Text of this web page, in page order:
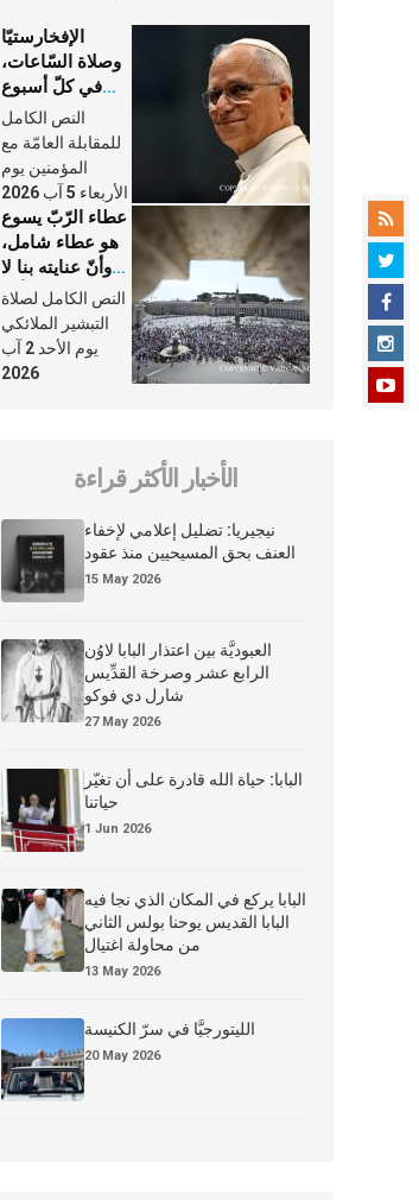
الإفخارستيّا
وصلاة السّاعات،
في كلّ أسبوع
وكلّ يوم، هما
النَّفَس في حياة
الكنيسة
النص الكامل
للمقابلة العامّة مع
المؤمنين يوم
الأربعاء 5 آب 2026
عطاء الرّبّ يسوع
هو عطاء شامل،
وأنّ عنايته بنا لا
تغيب عنّا أبدًا
النص الكامل لصلاة
التبشير الملائكي
يوم الأحد 2 آب
2026
الأخبار الأكثر قراءة
نيجيريا: تضليل إعلامي لإخفاء
العنف بحق المسيحيين منذ عقود
15 May 2026
العبوديَّة بين اعتذار البابا لاوُن
الرابع عشر وصرخة القدِّيس
شارل دي فوكو
27 May 2026
البابا: حياة الله قادرة على أن تغيّر
حياتنا
1 Jun 2026
البابا يركع في المكان الذي نجا فيه
البابا القديس يوحنا بولس الثاني
من محاولة اغتيال
13 May 2026
الليتورجيَّا في سرّ الكنيسة
20 May 2026